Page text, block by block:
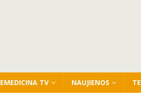
EMEDICINA TV NAUJIENOS